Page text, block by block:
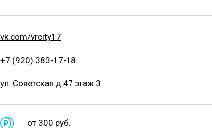
vk.com/vrcity17
+7 (920) 383-17-18
ул. Советская д 47 этаж 3
от 300 руб.